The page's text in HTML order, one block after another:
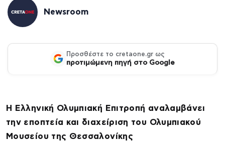
Newsroom
Προσθέστε το cretaone.gr ως
προτιμώμενη πηγή στο Google
Η Ελληνική Ολυμπιακή Επιτροπή αναλαμβάνει
την εποπτεία και διαχείριση του Ολυμπιακού
Μουσείου της Θεσσαλονίκης